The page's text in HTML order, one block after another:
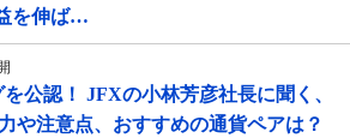
を伸ば…
公認！ JFXの小林芳彦社長に聞く、
や注意点、おすすめの通貨ペアは？